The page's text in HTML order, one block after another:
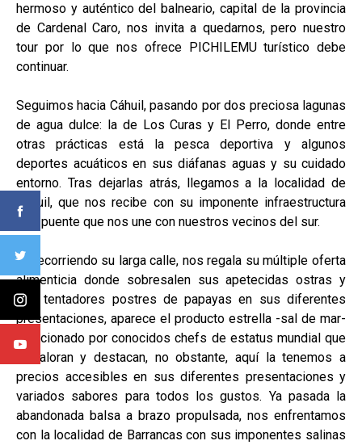
hermoso y auténtico del balneario, capital de la provincia
de Cardenal Caro, nos invita a quedarnos, pero nuestro
tour por lo que nos ofrece PICHILEMU turístico debe
continuar.
Seguimos hacia Cáhuil, pasando por dos preciosa lagunas
de agua dulce: la de Los Curas y El Perro, donde entre
otras prácticas está la pesca deportiva y algunos
deportes acuáticos en sus diáfanas aguas y su cuidado
entorno. Tras dejarlas atrás, llegamos a la localidad de
Cáhuil, que nos recibe con su imponente infraestructura
vial, puente que nos une con nuestros vecinos del sur.
Ya recorriendo su larga calle, nos regala su múltiple oferta
alimenticia donde sobresalen sus apetecidas ostras y
sus tentadores postres de papayas en sus diferentes
presentaciones, aparece el producto estrella -sal de mar-
mencionado por conocidos chefs de estatus mundial que
la valoran y destacan, no obstante, aquí la tenemos a
precios accesibles en sus diferentes presentaciones y
variados sabores para todos los gustos. Ya pasada la
abandonada balsa a brazo propulsada, nos enfrentamos
con la localidad de Barrancas con sus imponentes salinas